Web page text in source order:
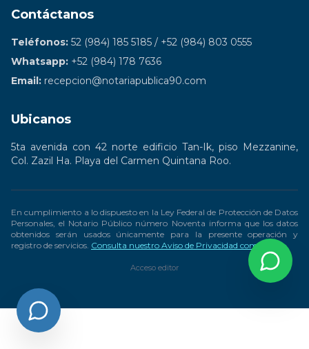
Contáctanos
Teléfonos: 52 (984) 185 5185 / +52 (984) 803 0555
Whatsapp: +52 (984) 178 7636
Email: recepcion@notariapublica90.com
Ubicanos
5ta avenida con 42 norte edificio Tan-Ik, piso Mezzanine,
Col. Zazil Ha. Playa del Carmen Quintana Roo.
En cumplimiento a lo dispuesto en la Ley Federal de Protección de Datos
Personales, el Notario Público número Noventa informa que los datos
obtenidos serán usados únicamente para la presente operación y
registro de servicios. Consulta nuestro Aviso de Privacidad completo
Acceso editor